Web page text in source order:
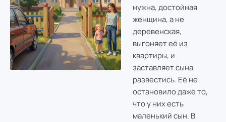
нужна, достойная
женщина, а не
деревенская,
выгоняет её из
квартиры, и
заставляет сына
развестись. Её не
остановило даже то,
что у них есть
маленький сын. В